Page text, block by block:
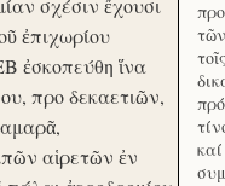
σχέσιν ἔχουσι
ἐπιχωρίου
ἐσκοπεύθη ἵνα
προ δεκαετιῶν,
αἱρετῶν ἐν